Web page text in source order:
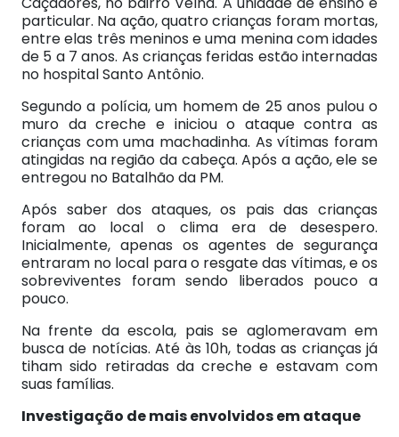
particular. Na ação, quatro crianças foram mortas,
entre elas três meninos e uma menina com idades
de 5 a 7 anos. As crianças feridas estão internadas
no hospital Santo Antônio.
Segundo a polícia, um homem de 25 anos pulou o
muro da creche e iniciou o ataque contra as
crianças com uma machadinha. As vítimas foram
atingidas na região da cabeça. Após a ação, ele se
entregou no Batalhão da PM.
Após saber dos ataques, os pais das crianças
foram ao local o clima era de desespero.
Inicialmente, apenas os agentes de segurança
entraram no local para o resgate das vítimas, e os
sobreviventes foram sendo liberados pouco a
pouco.
Na frente da escola, pais se aglomeravam em
busca de notícias. Até às 10h, todas as crianças já
tiham sido retiradas da creche e estavam com
suas famílias.
Investigação de mais envolvidos em ataque